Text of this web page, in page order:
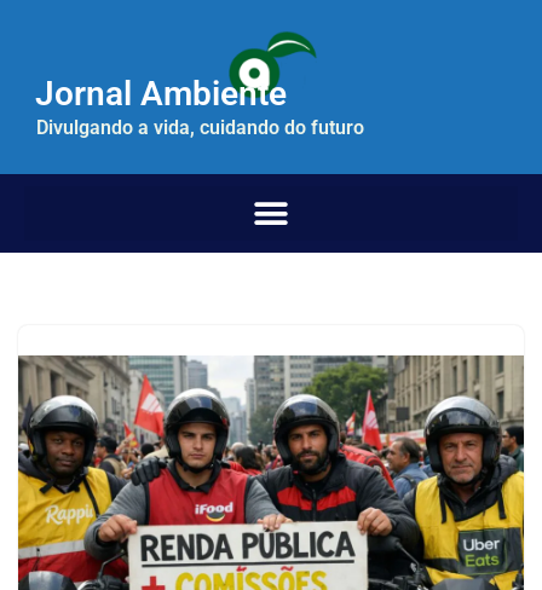
paraJornal Ambiente
Divulgando a vida, cuidando do futuro